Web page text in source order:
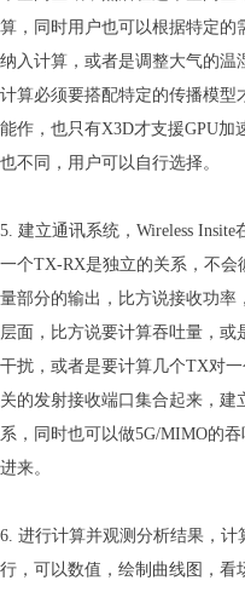
算，同时用户也可以根据特定的
纳入计算，或者是调整大气的温
计算必须要搭配特定的传播模型
能作，也只有X3D才支援GPU加
也不同，用户可以自行选择。
5. 建立通讯系统，Wireless
一个TX-RX是独立的关系，不
量部分的输出，比方说接收功率
层面，比方说要计算吞吐量，
干扰，或者是要计算几个TX对
关的发射接收端口集合起来，建
系，同时也可以做5G/MIMO的
进来。
6. 进行计算并观测分析结果，
行，可以数值，绘制曲线图，看